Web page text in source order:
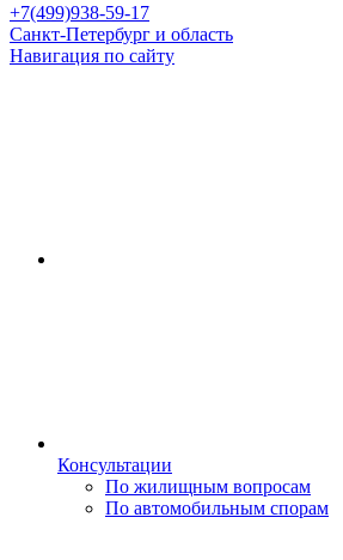
+7(499)938-59-17
Санкт-Петербург и область
Навигация по сайту
Консультации
По жилищным вопросам
По автомобильным спорам